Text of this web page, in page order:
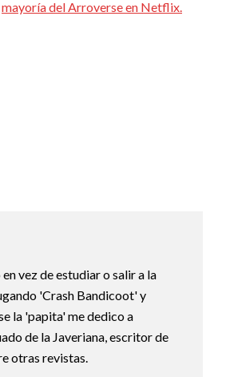
mayoría del Arroverse en Netflix.
vez de estudiar o salir a la
'Crash Bandicoot' y
la 'papita' me dedico a
de la Javeriana, escritor de
otras revistas.